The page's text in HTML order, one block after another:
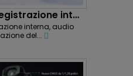
DJI Mic Mini 2S: registrazione interna e...
interna, audio
del...